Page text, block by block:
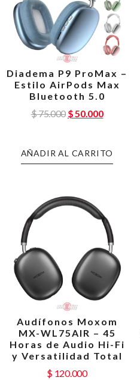
Diadema P9 ProMax –
Estilo AirPods Max
Bluetooth 5.0
$75.000 $50.000
AÑADIR AL CARRITO
Audífonos Moxom
MX-WL75AIR – 45
Horas de Audio Hi-Fi
y Versatilidad Total
$ 120.000